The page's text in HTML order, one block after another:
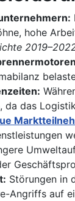
hohe
da das
Störungen in
Angriffs auf